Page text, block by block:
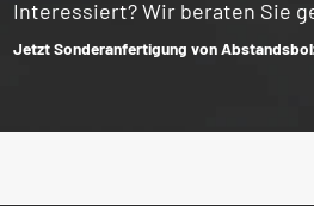
Interessiert? Wir beraten Sie
Jetzt Sonderanfertigung von